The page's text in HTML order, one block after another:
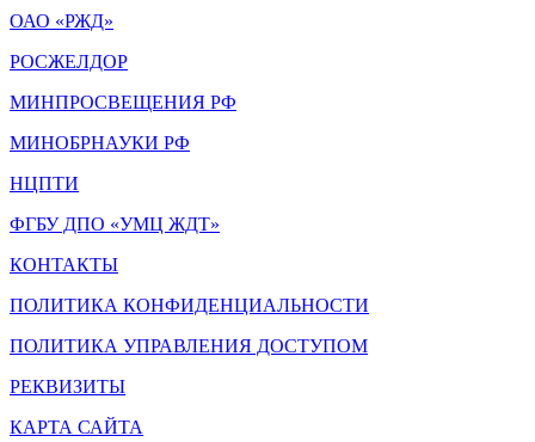
ОАО «РЖД»
РОСЖЕЛДОР
МИНПРОСВЕЩЕНИЯ РФ
МИНОБРНАУКИ РФ
НЦПТИ
ФГБУ ДПО «УМЦ ЖДТ»
КОНТАКТЫ
ПОЛИТИКА КОНФИДЕНЦИАЛЬНОСТИ
ПОЛИТИКА УПРАВЛЕНИЯ ДОСТУПОМ
РЕКВИЗИТЫ
КАРТА САЙТА